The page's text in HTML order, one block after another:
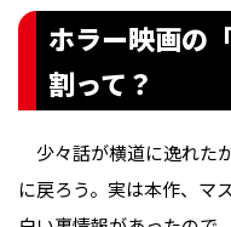
ホラー映画の
割って？
少々話が横道に逸れた
に戻ろう。実は本作、マ